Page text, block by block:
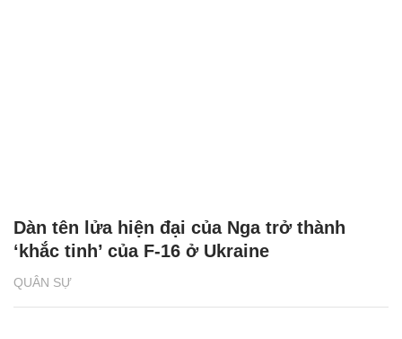
QUÂN SỰ
Dàn tên lửa hiện đại của Nga trở thành
‘khắc tinh’ của F-16 ở Ukraine